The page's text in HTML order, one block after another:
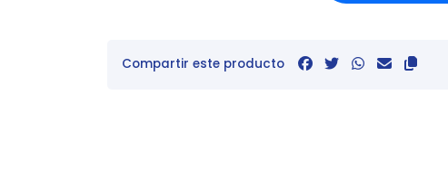
Compartir este producto